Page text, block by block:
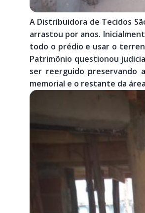
A Distribuidora de Tecidos
arrastou por anos.
todo o prédio e usar o
Patrimônio questionou
ser reerguido preservando
memorial e o restante da